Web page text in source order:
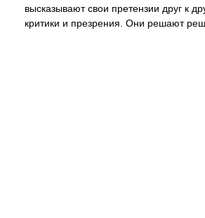
высказывают свои претензии друг к
критики и презрения. Они решают